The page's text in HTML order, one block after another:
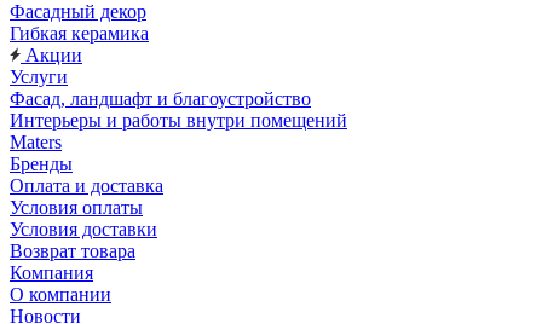
Фасадный декор
Гибкая керамика
Акции
Услуги
Фасад, ландшафт и благоустройство
Интерьеры и работы внутри помещений
Maters
Бренды
Оплата и доставка
Условия оплаты
Условия доставки
Возврат товара
Компания
О компании
Новости